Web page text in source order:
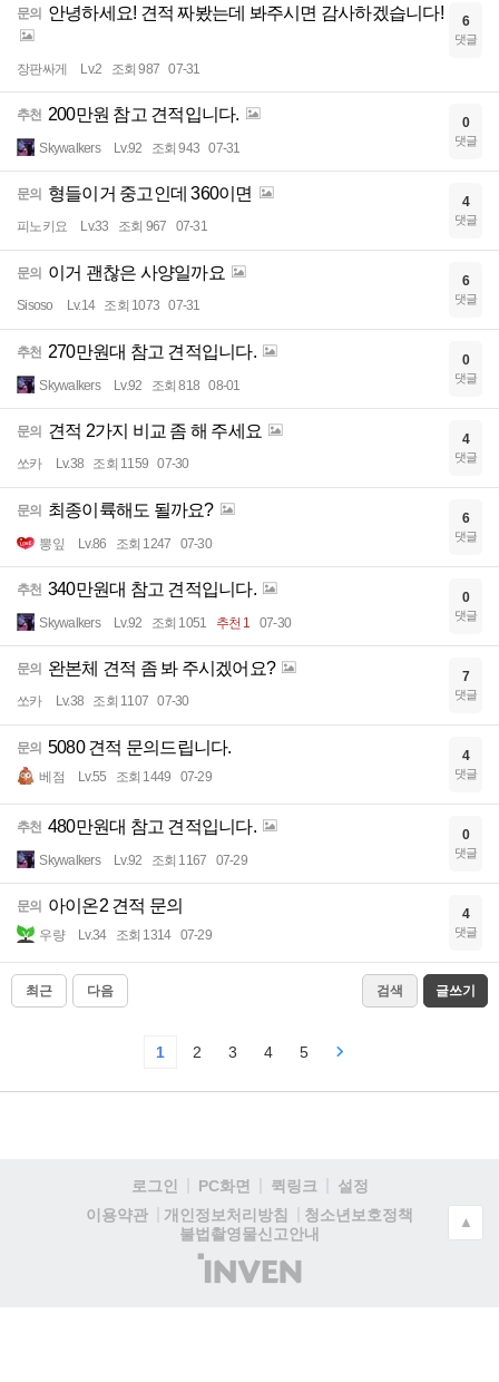
문의 안녕하세요! 견적 짜봤는데 봐주시면 감사하겠습니다!
장판싸게 Lv.2 조회 987 07-31
6
댓글
추천 200만원 참고 견적입니다.
Skywalkers Lv.92 조회 943 07-31
0
댓글
문의 형들이거 중고인데 360이면
피노키요 Lv.33 조회 967 07-31
4
댓글
문의 이거 괜찮은 사양일까요
Sisoso Lv.14 조회 1073 07-31
6
댓글
추천 270만원대 참고 견적입니다.
Skywalkers Lv.92 조회 818 08-01
0
댓글
문의 견적 2가지 비교 좀 해 주세요
쏘카 Lv.38 조회 1159 07-30
4
댓글
문의 최종이륙해도 될까요?
뽕잎 Lv.86 조회 1247 07-30
6
댓글
추천 340만원대 참고 견적입니다.
Skywalkers Lv.92 조회 1051 추천 1 07-30
0
댓글
문의 완본체 견적 좀 봐 주시겠어요?
쏘카 Lv.38 조회 1107 07-30
7
댓글
문의 5080 견적 문의드립니다.
베점 Lv.55 조회 1449 07-29
4
댓글
추천 480만원대 참고 견적입니다.
Skywalkers Lv.92 조회 1167 07-29
0
댓글
문의 아이온2 견적 문의
우량 Lv.34 조회 1314 07-29
4
댓글
최근 다음 검색 글쓰기
1 2 3 4 5
로그인 PC화면 퀵링크
설정
이용약관
개인정보처리방침
청소년보호정책
불법촬영물신고안내
(주)
인
▲